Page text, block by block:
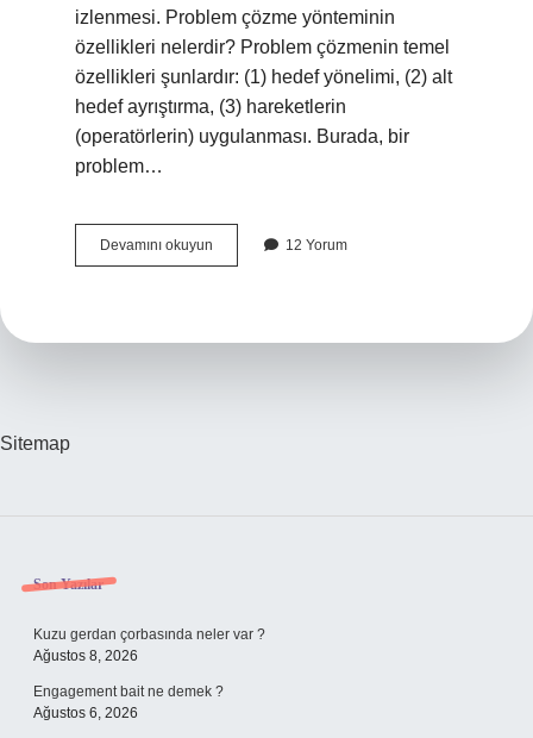
izlenmesi. Problem çözme yönteminin
özellikleri nelerdir? Problem çözmenin temel
özellikleri şunlardır: (1) hedef yönelimi, (2) alt
hedef ayrıştırma, (3) hareketlerin
(operatörlerin) uygulanması. Burada, bir
problem…
Devamını okuyun Problem
Çözme
12 Yorum
Sitemap
Sidebar
Son Yazılar
Kuzu gerdan çorbasında neler var ?
Ağustos 8, 2026
Engagement bait ne demek ?
Ağustos 6, 2026